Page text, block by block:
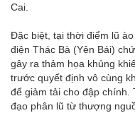
Cai.
Đặc biệt, tại thời điểm lũ
điện Thác Bà (Yên Bái)
gây ra thảm họa khủng
trước quyết định vô cùng
để giảm tải cho đập chính.
đạo phân lũ từ thượng